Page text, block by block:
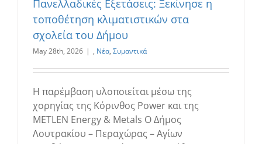
Πανελλαδικές Εξετάσεις: Ξεκίνησε η
τοποθέτηση κλιματιστικών στα
σχολεία του Δήμου
May 28th, 2026 | , Νέα, Συμαντικά
Η παρέμβαση υλοποιείται μέσω της
χορηγίας της Κόρινθος Power και της
METLEN Energy & Metals Ο Δήμος
Λουτρακίου – Περαχώρας – Αγίων